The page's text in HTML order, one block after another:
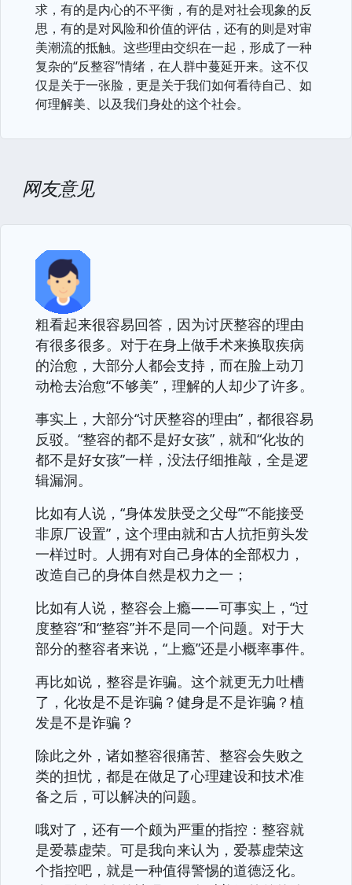
求，有的是内心的不平衡，有的是对社会现象的反
思，有的是对风险和价值的评估，还有的则是对审
美潮流的抵触。这些理由交织在一起，形成了一种
复杂的“反整容”情绪，在人群中蔓延开来。这不仅
仅是关于一张脸，更是关于我们如何看待自己、如
何理解美、以及我们身处的这个社会。
网友意见
粗看起来很容易回答，因为讨厌整容的理由
有很多很多。对于在身上做手术来换取疾病
的治愈，大部分人都会支持，而在脸上动刀
动枪去治愈“不够美”，理解的人却少了许多。
事实上，大部分“讨厌整容的理由”，都很容易
反驳。“整容的都不是好女孩”，就和“化妆的
都不是好女孩”一样，没法仔细推敲，全是逻
辑漏洞。
比如有人说，“身体发肤受之父母”“不能接受
非原厂设置”，这个理由就和古人抗拒剪头发
一样过时。人拥有对自己身体的全部权力，
改造自己的身体自然是权力之一；
比如有人说，整容会上瘾——可事实上，“过
度整容”和“整容”并不是同一个问题。对于大
部分的整容者来说，“上瘾”还是小概率事件。
再比如说，整容是诈骗。这个就更无力吐槽
了，化妆是不是诈骗？健身是不是诈骗？植
发是不是诈骗？
除此之外，诸如整容很痛苦、整容会失败之
类的担忧，都是在做足了心理建设和技术准
备之后，可以解决的问题。
哦对了，还有一个颇为严重的指控：整容就
是爱慕虚荣。可是我向来认为，爱慕虚荣这
个指控吧，就是一种值得警惕的道德泛化。